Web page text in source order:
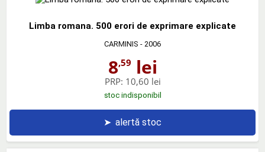
Limba romana. 500 erori de exprimare explicate
CARMINIS - 2006
8,59 lei
PRP: 10,60 lei
stoc indisponibil
➤ alertă stoc